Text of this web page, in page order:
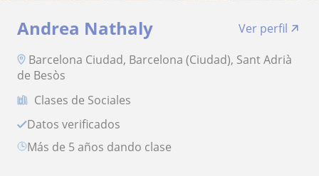
Andrea Nathaly
Ver perfil
Barcelona Ciudad, Barcelona (Ciudad), Sant Adrià
de Besòs
Clases de Sociales
Datos verificados
más de 5 años dando clase